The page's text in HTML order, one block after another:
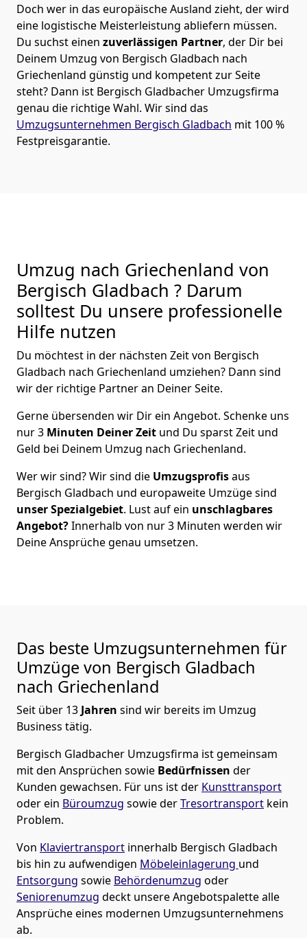
Doch wer in das europäische Ausland zieht, der wird
eine logistische Meisterleistung abliefern müssen.
Du suchst einen zuverlässigen Partner, der Dir bei
Deinem Umzug von Bergisch Gladbach nach
Griechenland günstig und kompetent zur Seite
steht? Dann ist Bergisch Gladbacher Umzugsfirma
genau die richtige Wahl. Wir sind das
Umzugsunternehmen Bergisch Gladbach mit 100 %
Festpreisgarantie.
Umzug nach Griechenland von
Bergisch Gladbach ? Darum
solltest Du unsere professionelle
Hilfe nutzen
Du möchtest in der nächsten Zeit von Bergisch
Gladbach nach Griechenland umziehen? Dann sind
wir der richtige Partner an Deiner Seite.
Gerne übersenden wir Dir ein Angebot. Schenke uns
nur3 Minuten Deiner Zeit und Du sparst Zeit und
Geld bei Deinem Umzug nach Griechenland.
Wer wir sind? Wir sind die Umzugsprofisaus
Bergisch Gladbach und europaweite Umzüge sind
unser Spezialgebiet. Lust auf ein unschlagbares
Angebot?Innerhalb von nur3 Minuten werden wir
Deine Ansprüche genau umsetzen.
Das beste Umzugsunternehmen für
Umzüge von Bergisch Gladbach
nach Griechenland
Seit über 13 Jahren sind wir bereits im Umzug
Business tätig.
Bergisch Gladbacher Umzugsfirma ist gemeinsam
mit den Ansprüchen sowie Bedürfnissen der
Kunden gewachsen. Für uns ist der Kunsttransport
oder ein Büroumzug sowie derTresortransport kein
Problem.
Von Klaviertransport innerhalb Bergisch Gladbach
bis hin zu aufwendigen Möbeleinlagerung und
Entsorgung sowie Behördenumzug oder
Seniorenumzug deckt unsere Angebotspalette alle
Ansprüche eines modernen Umzugsunternehmens
ab.